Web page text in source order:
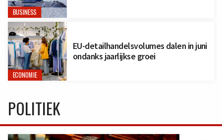
BUSINESS
ECONOMIE
EU-detailhandelsvolumes dalen in juni
ondanks jaarlijkse groei
POLITIEK